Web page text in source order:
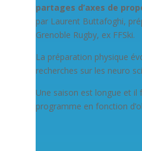
partages d’axes de
par Laurent Buttafoghi,
Grenoble Rugby, ex FFSki.
La préparation physique
recherches sur les neuro
Une saison est longue et il
programme en fonction